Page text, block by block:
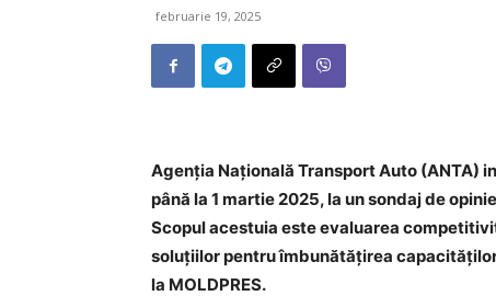
februarie 19, 2025
Agenția Națională Transport Auto (ANTA)
până la 1 martie 2025, la un sondaj de
Scopul acestuia este evaluarea
soluțiilor pentru îmbunătățirea
la MOLDPRES.